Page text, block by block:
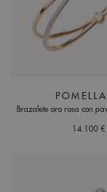
Brazalete oro rosa con
14.100 €